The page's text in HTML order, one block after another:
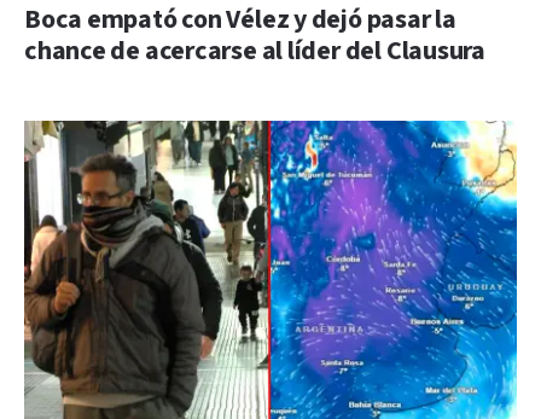
Boca empató con Vélez y dejó pasar la
chance de acercarse al líder del Clausura